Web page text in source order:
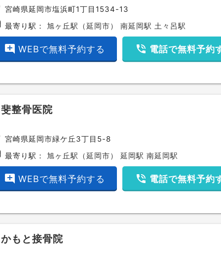
宮崎県延岡市塩浜町1丁目1534-13
最寄り駅： 旭ヶ丘駅（延岡市） 南延岡駅 土々呂駅
add_comment WEBで無料予約する phone_in_talk 電話で無料予約
整骨医院
宮崎県延岡市緑ケ丘3丁目5-8
最寄り駅： 旭ヶ丘駅（延岡市） 延岡駅 南延岡駅
add_comment WEBで無料予約する phone_in_talk 電話で無料予約
もと接骨院